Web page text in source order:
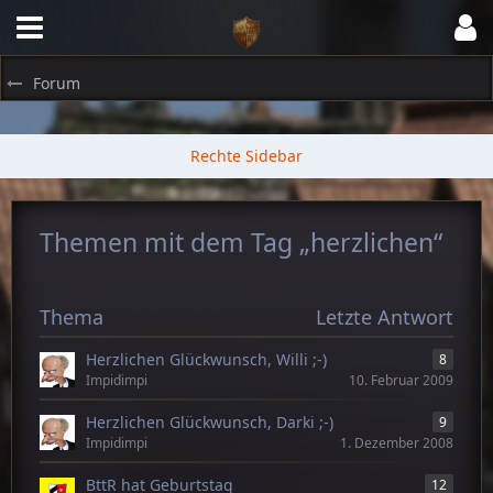
Forum
Themen mit dem Tag „herzlichen“
Thema Letzte Antwort
Herzlichen Glückwunsch, Willi ;-)
8
Impidimpi
10. Februar 2009
Herzlichen Glückwunsch, Darki ;-)
9
Impidimpi
1. Dezember 2008
BttR hat Geburtstag 12